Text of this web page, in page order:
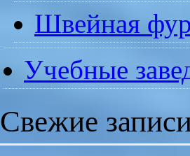
Швейная
Учебные
Свежие